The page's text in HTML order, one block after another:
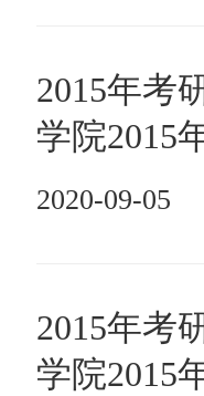
2015年考
学院2015
2020-09-05
2015年考
学院2015